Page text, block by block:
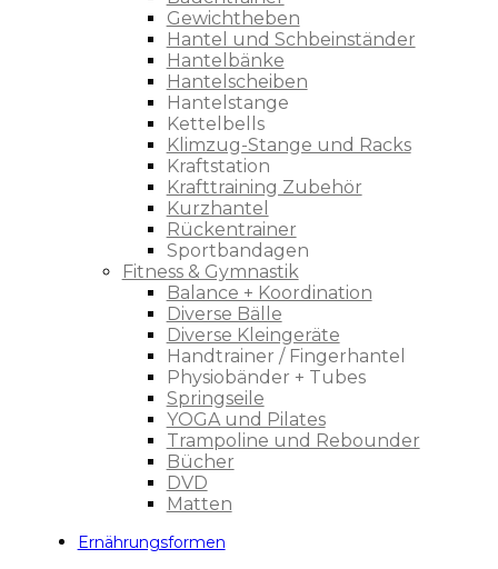
Gewichtheben
Hantel und Schbeinständer
Hantelbänke
Hantelscheiben
Hantelstange
Kettelbells
Klimzug-Stange und Racks
Kraftstation
Krafttraining Zubehör
Kurzhantel
Rückentrainer
Sportbandagen
Fitness & Gymnastik
Balance + Koordination
Diverse Bälle
Diverse Kleingeräte
Handtrainer / Fingerhantel
Physiobänder + Tubes
Springseile
YOGA und Pilates
Trampoline und Rebounder
Bücher
DVD
Matten
Ernährungsformen